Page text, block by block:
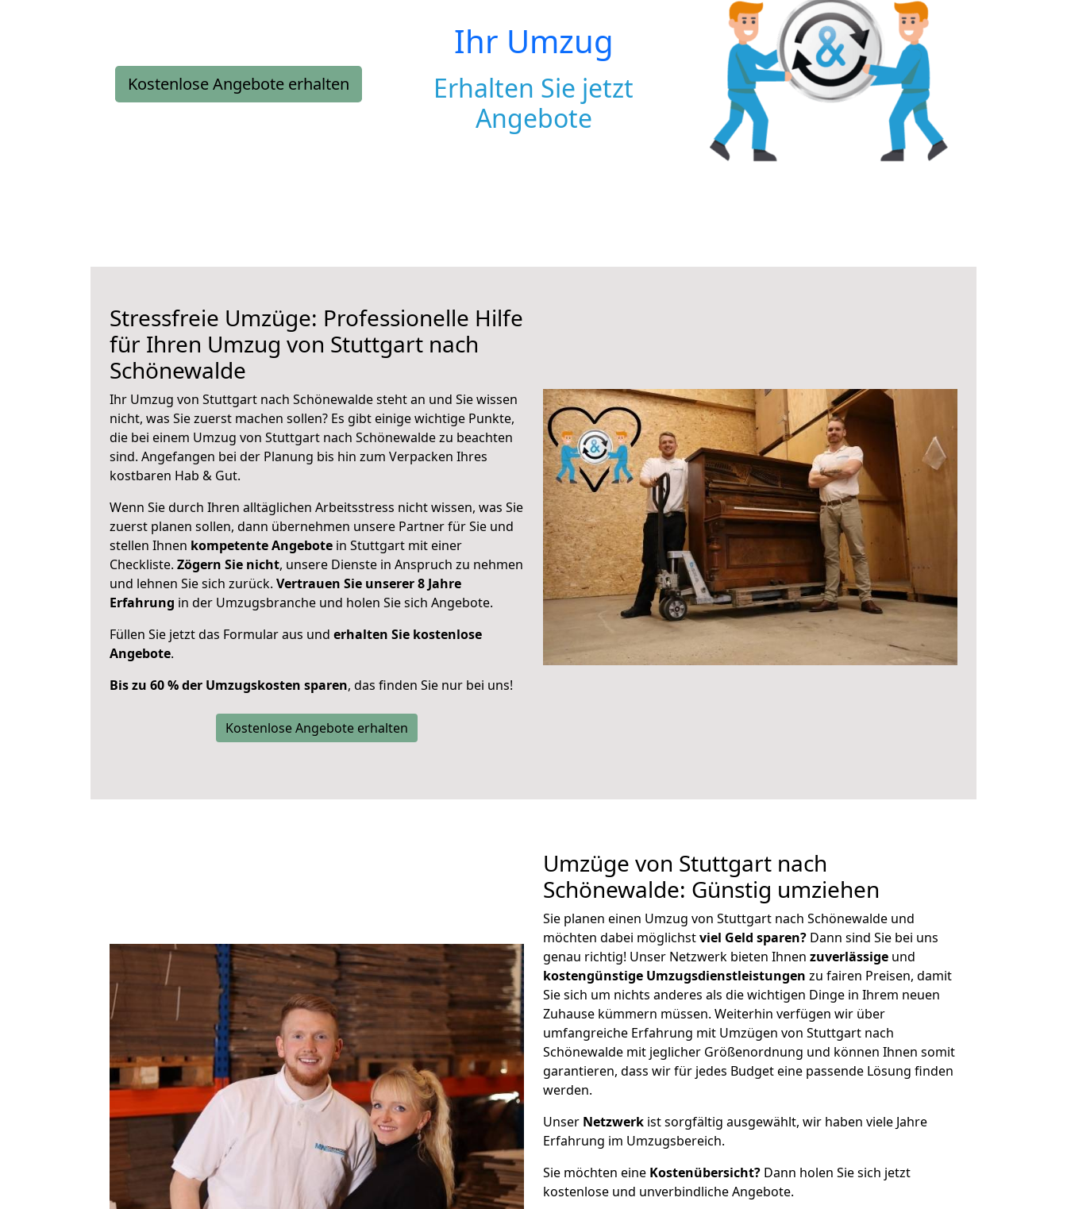
Kostenlose Angebote erhalten
Ihr Umzug
Erhalten Sie jetzt
Angebote
Stressfreie Umzüge: Professionelle Hilfe
für Ihren Umzug von Stuttgart nach
Schönewalde
Ihr Umzug von Stuttgart nach Schönewalde steht an und Sie wissen
nicht, was Sie zuerst machen sollen? Es gibt einige wichtige Punkte,
die bei einem Umzug von Stuttgart nach Schönewalde zu beachten
sind. Angefangen bei der Planung bis hin zum Verpacken Ihres
kostbaren Hab & Gut.
Wenn Sie durch Ihren alltäglichen Arbeitsstress nicht wissen, was Sie
zuerst planen sollen, dann übernehmen unsere Partner für Sie und
stellen Ihnen kompetente Angebote in Stuttgart mit einer
Checkliste. Zögern Sie nicht, unsere Dienste in Anspruch zu nehmen
und lehnen Sie sich zurück. Vertrauen Sie unserer 8 Jahre
Erfahrung in der Umzugsbranche und holen Sie sich Angebote.
Füllen Sie jetzt das Formular aus und erhalten Sie kostenlose
Angebote.
Bis zu 60 % der Umzugskosten sparen, das finden Sie nur bei uns!
Kostenlose Angebote erhalten
Umzüge von Stuttgart nach
Schönewalde: Günstig umziehen
Sie planen einen Umzug von Stuttgart nach Schönewalde und
möchten dabei möglichstviel Geld sparen? Dann sind Sie bei uns
genau richtig! Unser Netzwerk bieten Ihnen zuverlässige und
kostengünstige Umzugsdienstleistungen zu fairen Preisen, damit
Sie sich um nichts anderes als die wichtigen Dinge in Ihrem neuen
Zuhause kümmern müssen. Weiterhin verfügen wir über
umfangreiche Erfahrung mit Umzügen von Stuttgart nach
Schönewalde mit jeglicher Größenordnung und können Ihnen somit
garantieren, dass wir für jedes Budget eine passende Lösung finden
werden.
Unser Netzwerk ist sorgfältig ausgewählt, wir haben viele Jahre
Erfahrung im Umzugsbereich.
Sie möchten eine Kostenübersicht? Dann holen Sie sich jetzt
kostenlose und unverbindliche Angebote.